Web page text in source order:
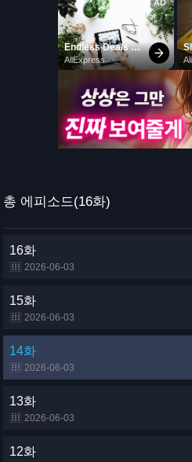
총 에피소드(16화)
16화
2026-06-03
15화
2026-06-03
14화
2026-06-03
13화
2026-06-03
12화